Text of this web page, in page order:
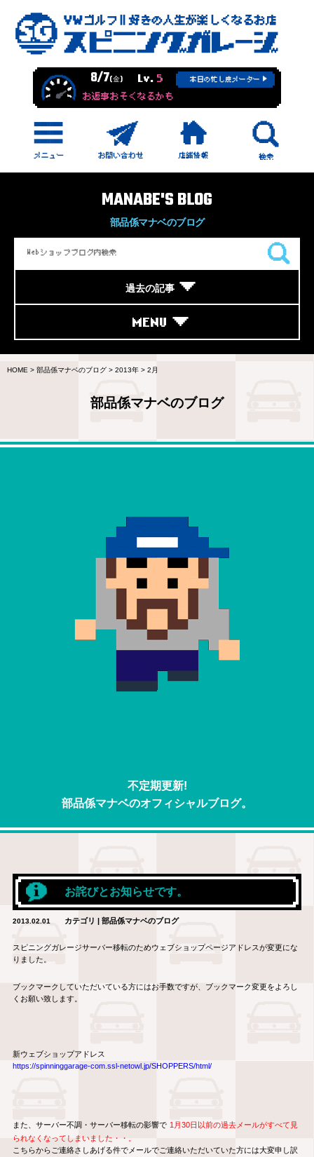
8/7(金) Lv. 5 本日の忙し度メーター
お返事おそくなるかも
MANABE'S BLOG
部品係マナベのブログ
過去の記事
MENU
HOME > 部品係マナベのブログ > 2013年 > 2月
部品係マナベのブログ
不定期更新!
部品係マナベのオフィシャルブログ。
お詫びとお知らせです。
2013.02.01 カテゴリ | 部品係マナベのブログ
スピニングガレージサーバー移転のためウェブショップページアドレスが変更にな
りました。
ブックマークしていただいている方にはお手数ですが、ブックマーク変更をよろし
くお願い致します。
新ウェブショップアドレス
https://spinninggarage-com.ssl-netowl.jp/SHOPPERS/html/
また、サーバー不調・サーバー移転の影響で 1月30日以前の過去メールがすべて見
られなくなってしまいました・・。
こちらからご連絡さしあげる件でメールでご連絡いただいていた方には大変申し訳